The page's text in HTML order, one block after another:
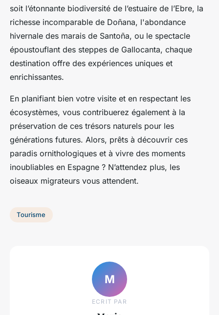
soit l’étonnante biodiversité de l’estuaire de l’Ebre, la
richesse incomparable de Doñana, l'abondance
hivernale des marais de Santoña, ou le spectacle
époustouflant des steppes de Gallocanta, chaque
destination offre des expériences uniques et
enrichissantes.
En planifiant bien votre visite et en respectant les
écosystèmes, vous contribuerez également à la
préservation de ces trésors naturels pour les
générations futures. Alors, prêts à découvrir ces
paradis ornithologiques et à vivre des moments
inoubliables en Espagne ? N’attendez plus, les
oiseaux migrateurs vous attendent.
Tourisme
M
ECRIT PAR